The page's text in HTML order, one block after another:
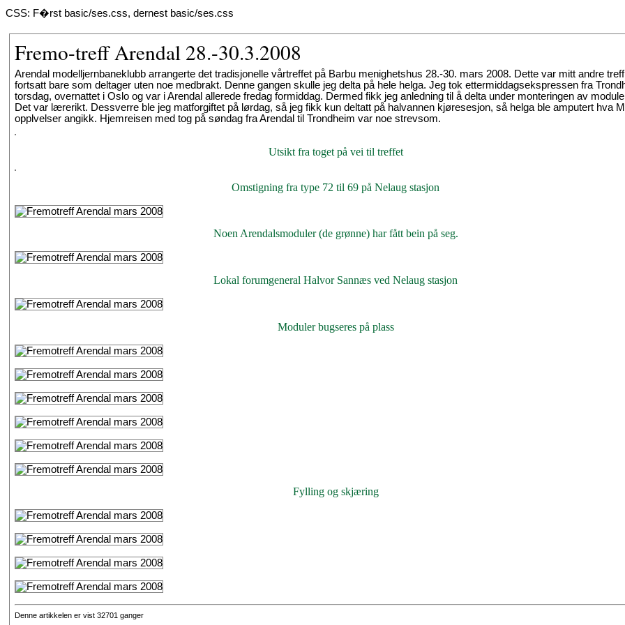
CSS: F�rst basic/ses.css, dernest basic/ses.css
Fremo-treff Arendal 28.-30.3.2008
Arendal modelljernbaneklubb arrangerte det tradisjonelle vårtreffet på Barbu menighetshus 28.-30. mars 2008. Dette var mitt andre
fortsatt bare som deltager uten noe medbrakt. Denne gangen skulle jeg delta på hele helga. Jeg tok ettermiddagsekspressen fra
torsdag, overnattet i Oslo og var i Arendal allerede fredag formiddag. Dermed fikk jeg anledning til å delta under monteringen av
Det var lærerikt. Dessverre ble jeg matforgiftet på lørdag, så jeg fikk kun deltatt på halvannen kjøresesjon, så helga ble amputert hva
opplvelser angikk. Hjemreisen med tog på søndag fra Arendal til Trondheim var noe strevsom.
Utsikt fra toget på vei til treffet
Omstigning fra type 72 til 69 på Nelaug stasjon
Noen Arendalsmoduler (de grønne) har fått bein på seg.
Lokal forumgeneral Halvor Sannæs ved Nelaug stasjon
Moduler bugseres på plass
Fylling og skjæring
Denne artikkelen er vist 32701 ganger